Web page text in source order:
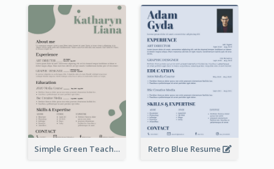
Simple Green Teacher Resume Retro Blue Resume